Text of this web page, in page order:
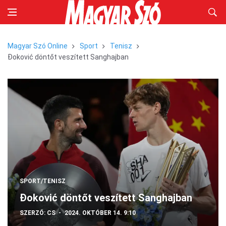
Magyar Szó Online Sport
Tenisz
Đoković döntőt veszített Sanghajban
SPORT/TENISZ
Đoković döntőt veszített Sanghajban
SZERZŐ: CS 2024. OKTÓBER 14. 9:10